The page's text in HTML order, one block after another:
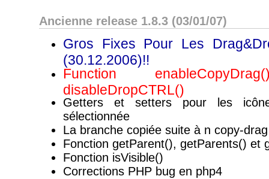
Ancienne release 1.8.3 (03/01/07)
Gros Fixes Pour Les
(30.12.2006)!!
Function
disableDropCTRL()
Getters et setters pour les
sélectionnée
La branche copiée suite à n copy-
Fonction getParent(), getParents() et
Fonction isVisible()
Corrections PHP bug en php4